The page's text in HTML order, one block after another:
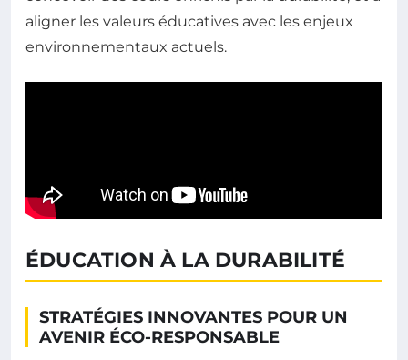
aligner les valeurs éducatives avec les enjeux
environnementaux actuels.
ÉDUCATION À LA DURABILITÉ
STRATÉGIES INNOVANTES POUR UN
AVENIR ÉCO-RESPONSABLE